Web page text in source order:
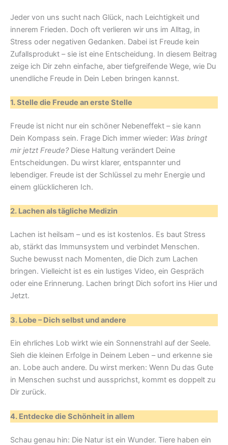
Jeder von uns sucht nach Glück, nach Leichtigkeit und
innerem Frieden. Doch oft verlieren wir uns im Alltag, in
Stress oder negativen Gedanken. Dabei ist Freude kein
Zufallsprodukt – sie ist eine Entscheidung. In diesem Beitrag
zeige ich Dir zehn einfache, aber tiefgreifende Wege, wie Du
unendliche Freude in Dein Leben bringen kannst.
1. Stelle die Freude an erste Stelle
Freude ist nicht nur ein schöner Nebeneffekt – sie kann
Dein Kompass sein. Frage Dich immer wieder: Was bringt
mir jetzt Freude?Diese Haltung verändert Deine
Entscheidungen. Du wirst klarer, entspannter und
lebendiger. Freude ist der Schlüssel zu mehr Energie und
einem glücklicheren Ich.
2. Lachen als tägliche Medizin
Lachen ist heilsam – und es ist kostenlos. Es baut Stress
ab, stärkt das Immunsystem und verbindet Menschen.
Suche bewusst nach Momenten, die Dich zum Lachen
bringen. Vielleicht ist es ein lustiges Video, ein Gespräch
oder eine Erinnerung. Lachen bringt Dich sofort ins Hier und
Jetzt.
3. Lobe – Dich selbst und andere
Ein ehrliches Lob wirkt wie ein Sonnenstrahl auf der Seele.
Sieh die kleinen Erfolge in Deinem Leben – und erkenne sie
an. Lobe auch andere. Du wirst merken: Wenn Du das Gute
in Menschen suchst und aussprichst, kommt es doppelt zu
Dir zurück.
4. Entdecke die Schönheit in allem
Schau genau hin: Die Natur ist ein Wunder. Tiere haben ein